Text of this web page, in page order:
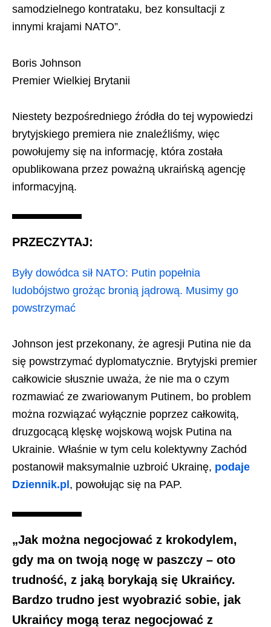
samodzielnego kontrataku, bez konsultacji z
innymi krajami NATO”.
Boris Johnson
Premier Wielkiej Brytanii
Niestety bezpośredniego źródła do tej wypowiedzi
brytyjskiego premiera nie znaleźliśmy, więc
powołujemy się na informację, która została
opublikowana przez poważną ukraińską agencję
informacyjną.
PRZECZYTAJ:
Były dowódca sił NATO: Putin popełnia
ludobójstwo grożąc bronią jądrową. Musimy go
powstrzymać
Johnson jest przekonany, że agresji Putina nie da
się powstrzymać dyplomatycznie. Brytyjski premier
całkowicie słusznie uważa, że ​​nie ma o czym
rozmawiać ze zwariowanym Putinem, bo problem
można rozwiązać wyłącznie poprzez całkowitą,
druzgocącą klęskę wojskową wojsk Putina na
Ukrainie. Właśnie w tym celu kolektywny Zachód
postanowił maksymalnie uzbroić Ukrainę, podaje
Dziennik.pl, powołując się na PAP.
„Jak można negocjować z krokodylem,
gdy ma on twoją nogę w paszczy – oto
trudność, z jaką borykają się Ukraińcy.
Bardzo trudno jest wyobrazić sobie, jak
Ukraińcy mogą teraz negocjować z